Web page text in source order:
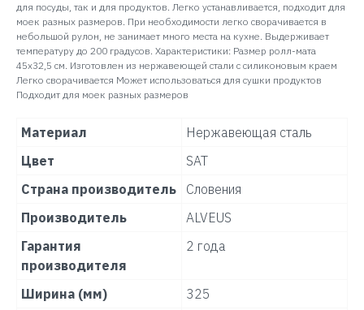
для посуды, так и для продуктов. Легко устанавливается, подходит для
моек разных размеров. При необходимости легко сворачивается в
небольшой рулон, не занимает много места на кухне. Выдерживает
температуру до 200 градусов. Характеристики: Размер ролл-мата
45х32,5 см. Изготовлен из нержавеющей стали с силиконовым краем
Легко сворачивается Может использоваться для сушки продуктов
Подходит для моек разных размеров
Материал
Нержавеющая сталь
Цвет
SAT
Страна производитель
Словения
Производитель
ALVEUS
Гарантия
производителя
2 года
Ширина (мм)
325